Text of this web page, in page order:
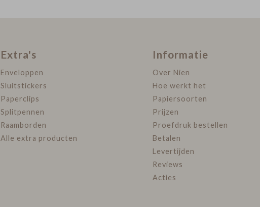
Extra's
Enveloppen
Sluitstickers
Paperclips
Splitpennen
Raamborden
Alle extra producten
Informatie
Over Nien
Hoe werkt het
Papiersoorten
Prijzen
Proefdruk bestellen
Betalen
Levertijden
Reviews
Acties